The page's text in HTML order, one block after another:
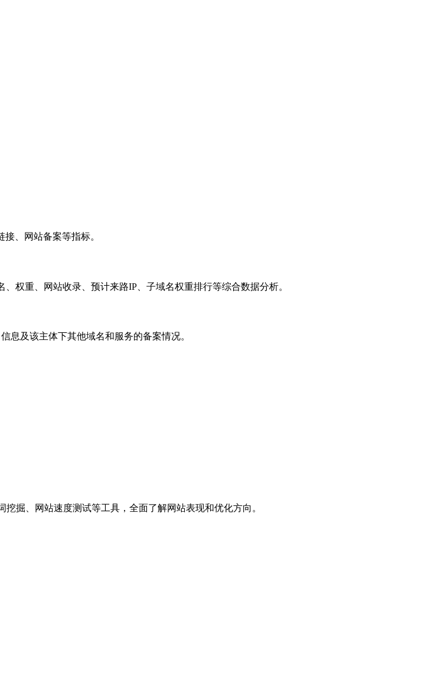
、网站备案等指标。
权重、网站收录、预计来路IP、子域名权重排行等综合数据分析。
息及该主体下其他域名和服务的备案情况。
掘、网站速度测试等工具，全面了解网站表现和优化方向。